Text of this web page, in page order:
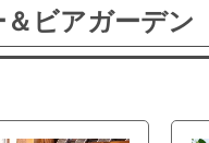
ビアガーデン